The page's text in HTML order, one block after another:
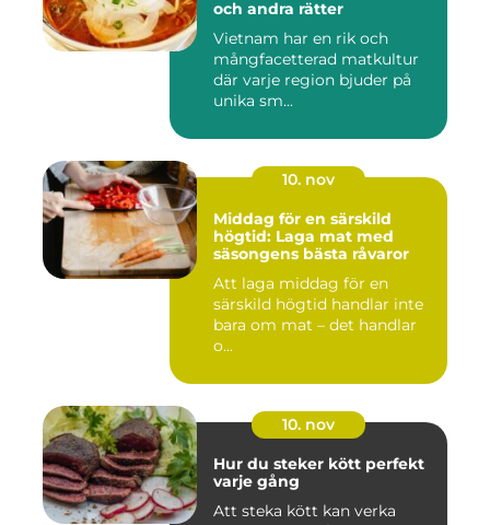
och andra rätter
Vietnam har en rik och
mångfacetterad matkultur
där varje region bjuder på
unika sm...
10. nov
Middag för en särskild
högtid: Laga mat med
säsongens bästa råvaror
Att laga middag för en
särskild högtid handlar inte
bara om mat – det handlar
o...
10. nov
Hur du steker kött perfekt
varje gång
Att steka kött kan verka